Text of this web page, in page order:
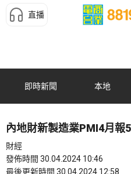
直播
即時新聞 本地
內地財新製造業PMI4月報
財經
發佈時間 30.04.2024 10:46
最後更新時間 30.04.2024 12:58